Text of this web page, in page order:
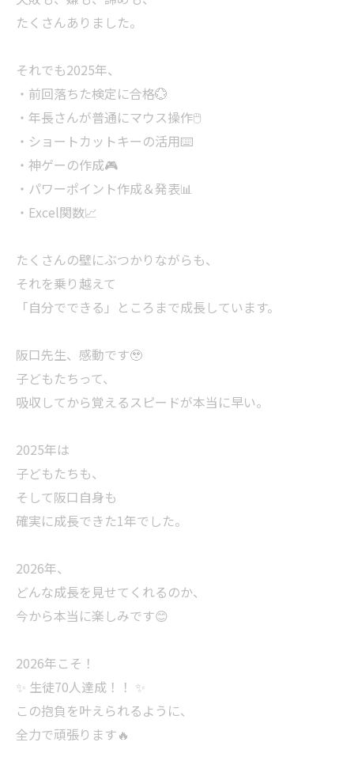
たくさんありました。
それでも2025年、
・前回落ちた検定に合格💮
・年長さんが普通にマウス操作🖱️
・ショートカットキーの活用⌨️
・神ゲーの作成🎮
・パワーポイント作成＆発表📊
・Excel関数📈
たくさんの壁にぶつかりながらも、
それを乗り越えて
「自分でできる」ところまで成長しています。
阪口先生、感動です🥹
子どもたちって、
吸収してから覚えるスピードが本当に早い。
2025年は
子どもたちも、
そして阪口自身も
確実に成長できた1年でした。
2026年、
どんな成長を見せてくれるのか、
今から本当に楽しみです😊
2026年こそ！
✨ 生徒70人達成！！ ✨
この抱負を叶えられるように、
全力で頑張ります🔥